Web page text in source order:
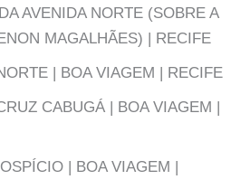
AVENIDA NORTE (SOBRE A
MAGALHÃES) | RECIFE
| BOA VIAGEM | RECIFE
CABUGÁ | BOA VIAGEM |
| BOA VIAGEM |